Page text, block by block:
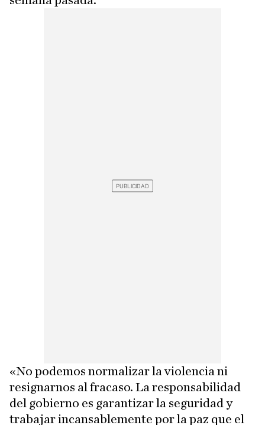
«No podemos normalizar la violencia ni
resignarnos al fracaso. La responsabilidad
del gobierno es garantizar la seguridad y
trabajar incansablemente por la paz que el